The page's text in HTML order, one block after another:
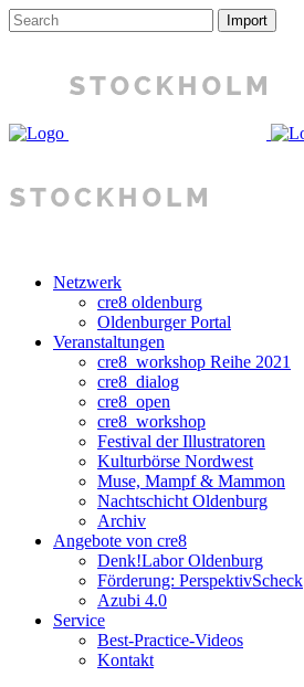
Netzwerk
cre8 oldenburg
Oldenburger Portal
Veranstaltungen
cre8_workshop Reihe 2021
cre8_dialog
cre8_open
cre8_workshop
Festival der Illustratoren
Kulturbörse Nordwest
Muse, Mampf & Mammon
Nachtschicht Oldenburg
Archiv
Angebote von cre8
Denk!Labor Oldenburg
Förderung: PerspektivScheck
Azubi 4.0
Service
Best-Practice-Videos
Kontakt